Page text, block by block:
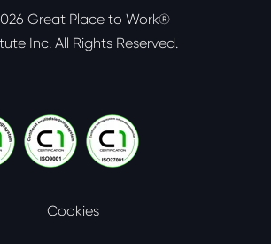
Great Place to Work®
Inc. All Rights Reserved.
Cookies